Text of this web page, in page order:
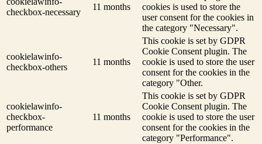
checkbox-necessary
11 months
cookies is used to store the
user consent for the cookies in
the category "Necessary".
cookielawinfo-
checkbox-others
11 months
This cookie is set by GDPR
Cookie Consent plugin. The
cookie is used to store the user
consent for the cookies in the
category "Other.
cookielawinfo-
checkbox-
performance
11 months
This cookie is set by GDPR
Cookie Consent plugin. The
cookie is used to store the user
consent for the cookies in the
category "Performance".